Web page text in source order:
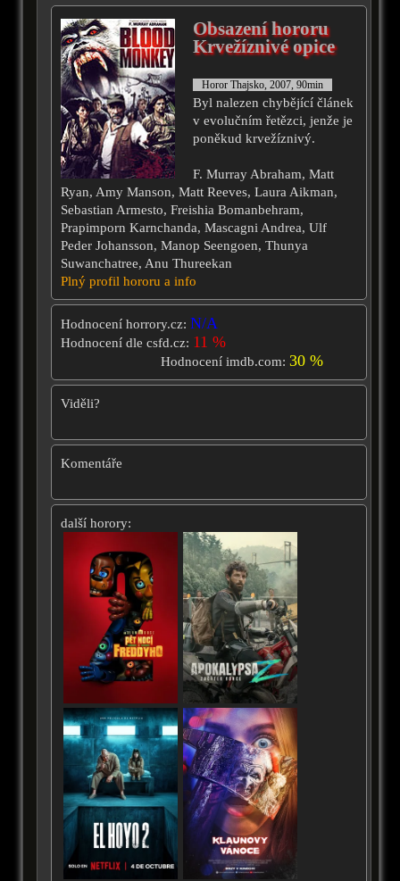
Obsazení hororu
Krvežíznivé opice
Horor Thajsko, 2007, 90min
Byl nalezen chybějící článek
v evolučním řetězci, jenže je
poněkud krvežíznivý.
F. Murray Abraham, Matt
Ryan, Amy Manson, Matt Reeves, Laura Aikman,
Sebastian Armesto, Freishia Bomanbehram,
Prapimporn Karnchanda, Mascagni Andrea, Ulf
Peder Johansson, Manop Seengoen, Thunya
Suwanchatree, Anu Thureekan
Plný profil hororu a info
Hodnocení horrory.cz: N/A
Hodnocení dle csfd.cz: 11 %
Hodnocení imdb.com:30 %
Viděli?
Komentáře
další horory: